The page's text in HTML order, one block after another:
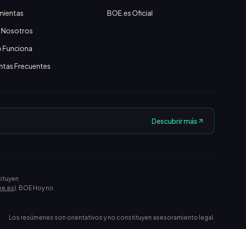
Nosotros
Frecuentes
BOE.es Oficial
Descubrir más
. BOE Hoy no
Los resúmenes son orientativos y no constituyen asesoramiento legal.